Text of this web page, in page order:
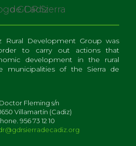
Rural Development Group was
to carry out actions that
development in the rural
municipalities of the Sierra de
Fleming s/n
Villamartín (Cadiz)
956 73 12 10